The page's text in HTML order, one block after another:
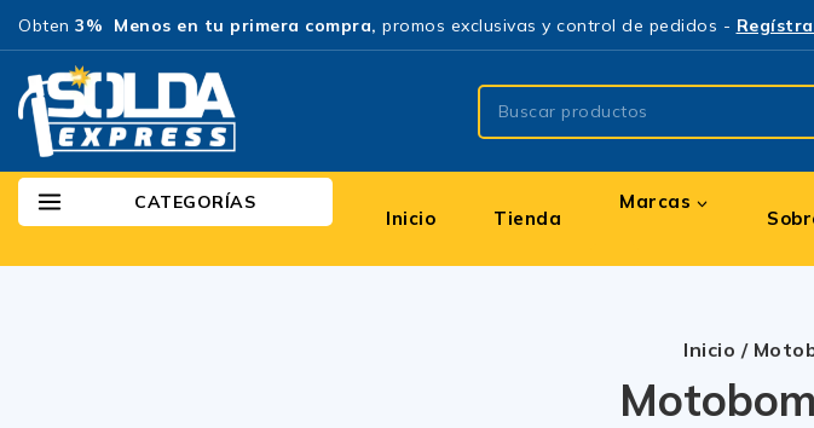
Obten 3% Menos en tu primera compra, promos exclusivas y control de pedidos -
CATEGORÍAS
Inicio Tienda
Marcas
Inicio /